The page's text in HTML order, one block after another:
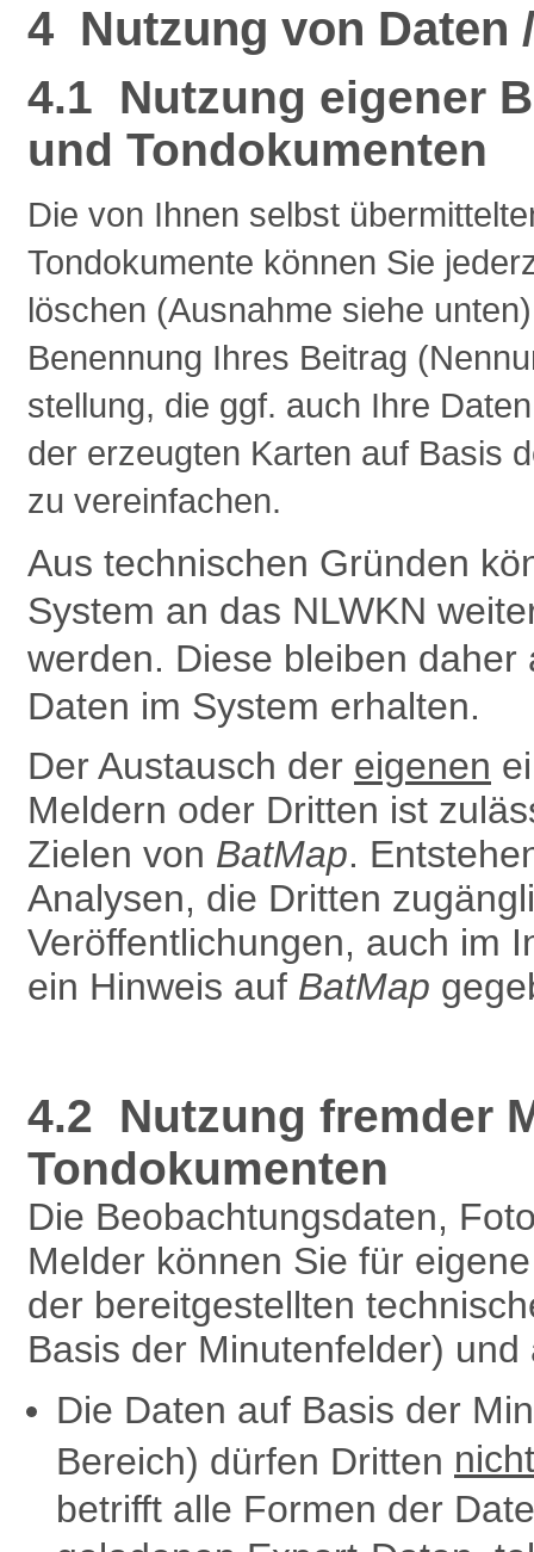
4 Nutzung von Daten
4.1 Nutzung eigener
und Tondokumenten
Die von Ihnen selbst
Tondokumente können Sie
löschen (Ausnahme siehe
Benennung Ihres Beitrag
stellung, die ggf. auch Ihre
der erzeugten Karten auf Basis
zu vereinfachen.
Aus technischen Gründen
System an das NLWKN
werden. Diese bleiben
Daten im System erhalten.
Der Austausch der eigenen
Meldern oder Dritten ist
Zielen von BatMap.
Analysen, die Dritten
Ver­öffentlichungen, auch im
ein Hinweis auf BatMap
4.2 Nutzung fremder
Tondokumenten
Die Beobachtungsdaten,
Melder können Sie für
der bereitgestellten
Basis der Minutenfelder) und
Die Daten auf Basis der
Bereich) dürfen Dritten nicht
betrifft alle Formen der